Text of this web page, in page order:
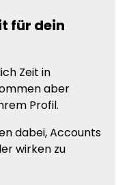
für dein
Zeit in
aber
Profil.
dabei, Accounts
wirken zu